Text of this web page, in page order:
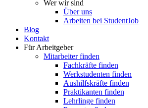
Wer wir sind
Über uns
Arbeiten bei StudentJob
Blog
Kontakt
Für Arbeitgeber
Mitarbeiter finden
Fachkräfte finden
Werkstudenten finden
Aushilfskräfte finden
Praktikanten finden
Lehrlinge finden